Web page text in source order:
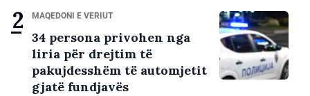
MAQEDONI E VERIUT
34 persona privohen nga
liria për drejtim të
pakujdesshëm të automjetit
gjatë fundjavës